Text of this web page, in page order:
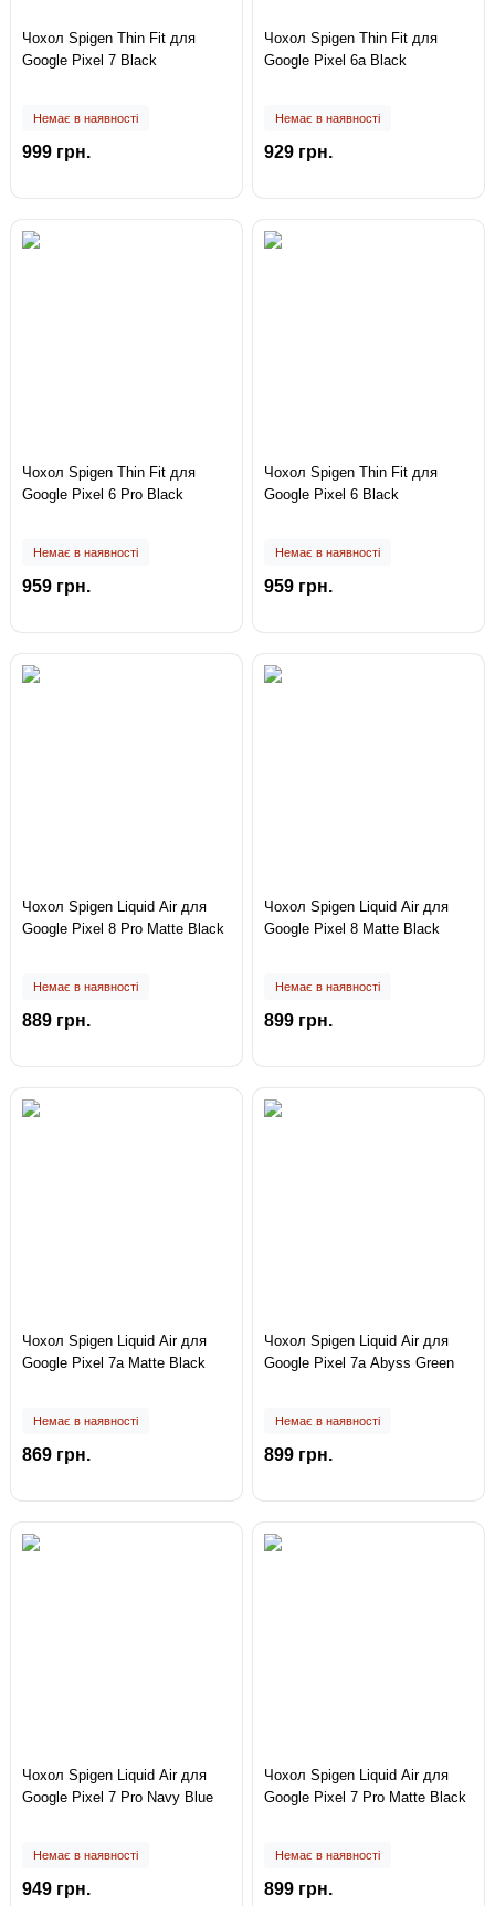
Чохол Spigen Thin Fit для
Google Pixel 7 Black
Немає в наявності
999 грн.
Чохол Spigen Thin Fit для
Google Pixel 6a Black
Немає в наявності
929 грн.
Чохол Spigen Thin Fit для
Google Pixel 6 Pro Black
Немає в наявності
959 грн.
Чохол Spigen Thin Fit для
Google Pixel 6 Black
Немає в наявності
959 грн.
Чохол Spigen Liquid Air для
Google Pixel 8 Pro Matte Black
Немає в наявності
889 грн.
Чохол Spigen Liquid Air для
Google Pixel 8 Matte Black
Немає в наявності
899 грн.
Чохол Spigen Liquid Air для
Google Pixel 7a Matte Black
Немає в наявності
869 грн.
Чохол Spigen Liquid Air для
Google Pixel 7a Abyss Green
Немає в наявності
899 грн.
Чохол Spigen Liquid Air для
Google Pixel 7 Pro Navy Blue
Немає в наявності
949 грн.
Чохол Spigen Liquid Air для
Google Pixel 7 Pro Matte Black
Немає в наявності
899 грн.